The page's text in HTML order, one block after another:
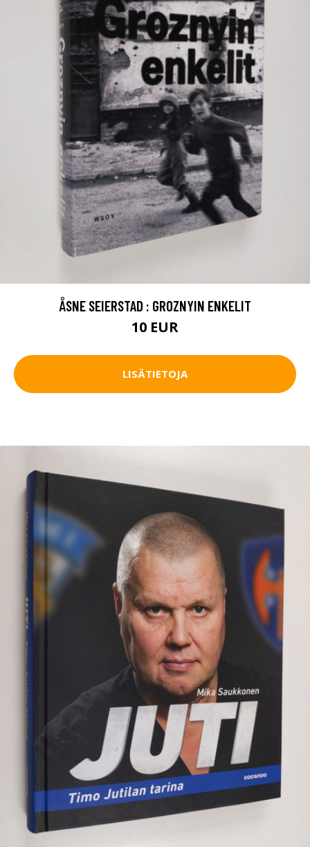
ÅSNE SEIERSTAD : GROZNYIN ENKELIT
10 EUR
LISÄTIETOJA